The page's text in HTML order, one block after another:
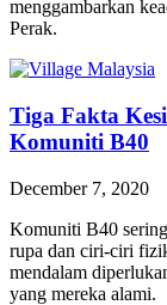
menggambarkan
Perak.
Tiga Fakta
Komuniti B40
December 7, 2020
Komuniti B40
rupa dan ciri-ciri
mendalam
yang mereka alami.